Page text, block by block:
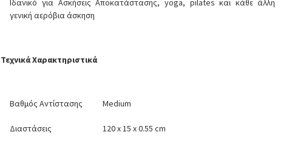
Ιδανικό για Ασκήσεις Αποκατάστασης, yoga, pilates και κάθε άλλη
γενική αερόβια άσκηση
Τεχνικά Χαρακτηριστικά
Βαθμός Αντίστασης Medium
Διαστάσεις 120 x 15 x 0.55 cm